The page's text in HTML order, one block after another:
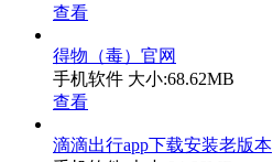
查看
得物（毒）官网
手机软件 大小:68.62MB
查看
滴滴出行app下载安装老版本